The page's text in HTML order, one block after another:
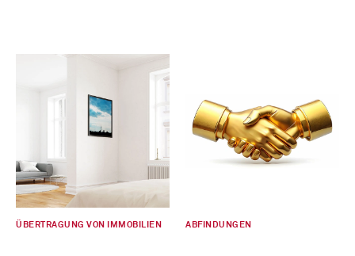
ÜBERTRAGUNG VON IMMOBILIEN ABFINDUNGEN